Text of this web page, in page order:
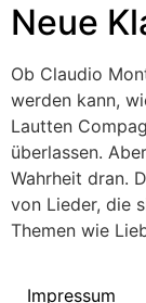
Neue
Ob Claudio
werden kann,
Lautten
überlassen.
Wahrheit dran.
von Lieder, die
Themen wie
Impressum